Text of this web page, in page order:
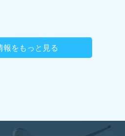
報をもっと見る